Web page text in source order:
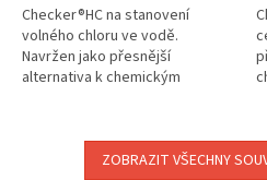
Checker®HC na stanovení
volného chloru ve vodě.
Navržen jako přesnější
alternativa k chemickým
přesné výsledky. Zobrazí...
ZOBRAZIT VŠECHNY